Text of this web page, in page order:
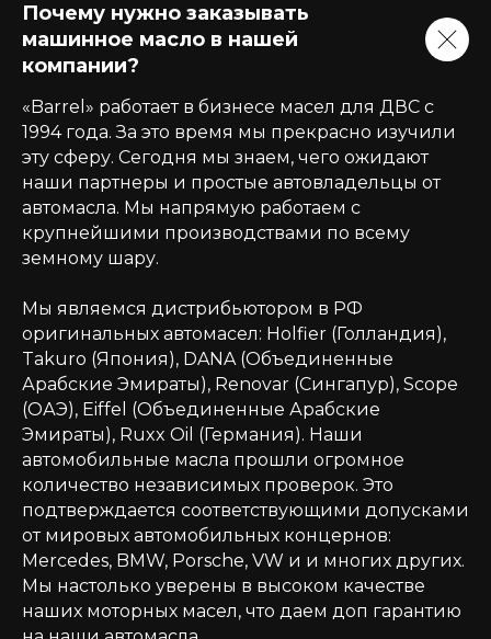
Почему нужно заказывать
машинное масло в нашей
компании?
«Barrel» работает в бизнесе масел для ДВС с
1994 года. За это время мы прекрасно изучили
эту сферу. Сегодня мы знаем, чего ожидают
наши партнеры и простые автовладельцы от
автомасла. Мы напрямую работаем с
крупнейшими производствами по всему
земному шару.
Мы являемся дистрибьютором в РФ
оригинальных автомасел: Holfier (Голландия),
Takuro (Япония), DANA (Объединенные
Арабские Эмираты), Renovar (Сингапур), Scope
(ОАЭ), Eiffel (Объединенные Арабские
Эмираты), Ruxx Oil (Германия). Наши
автомобильные масла прошли огромное
количество независимых проверок. Это
подтверждается соответствующими допусками
от мировых автомобильных концернов:
Mercedes, BMW, Porsche, VW и и многих других.
Мы настолько уверены в высоком качестве
наших моторных масел, что даем доп гарантию